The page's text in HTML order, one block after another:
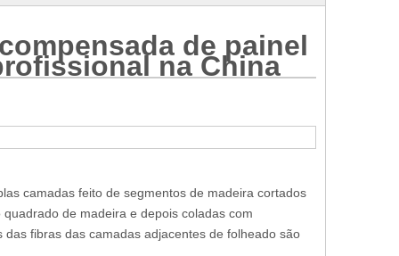
de painel
na China
camadas feito de segmentos de madeira cortados
de madeira e depois coladas com
fibras das camadas adjacentes de folheado são